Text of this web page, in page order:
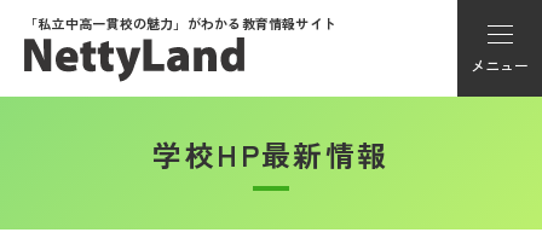
「私立中高一貫校の魅力」がわかる教育情報サイト
メニュー
アカウント登録
学校HP最新情報